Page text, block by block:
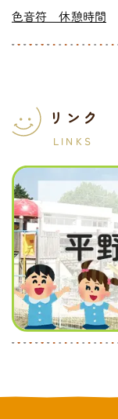
色音符 休憩時間
リンク
LINKS